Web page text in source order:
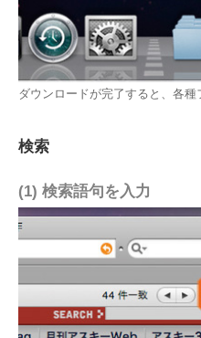
ダウンロードが完了すると、各
検索
(1) 検索語句を入力